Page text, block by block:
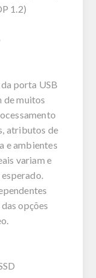
1.2)
porta USB
de muitos
atributos de
e ambientes
variam e
opções